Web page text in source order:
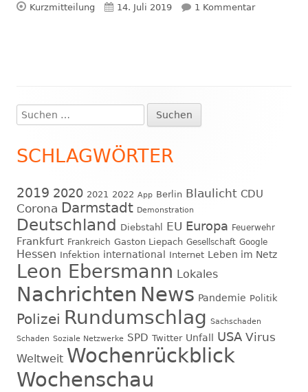
Format
Kurzmitteilung Veröffentlicht
14. Juli 2019 1 Kommentarzu Fast
Haupt-
Seitenleiste
Suchen
nach:
SCHLAGWÖRTER
2019 2020 2021 2022 App Berlin Blaulicht CDU
Corona Darmstadt Demonstration
Deutschland Diebstahl EU Europa Feuerwehr
Frankfurt Frankreich Gaston Liepach Gesellschaft Google
Hessen Infektion international Internet Leben im Netz
Leon Ebersmann Lokales
Nachrichten News Pandemie Politik
Polizei Rundumschlag Sachschaden
Schaden Soziale Netzwerke SPD Twitter Unfall USA Virus
Weltweit Wochenrückblick
Wochenschau